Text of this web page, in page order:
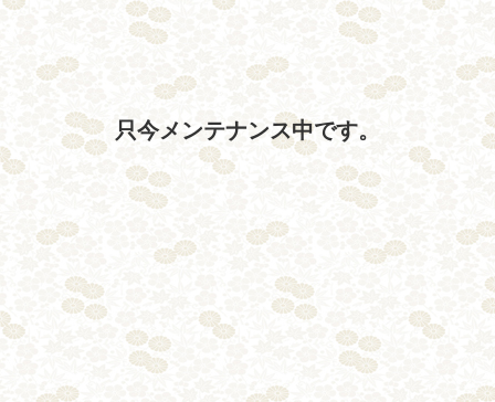
只今メンテナンス中です。